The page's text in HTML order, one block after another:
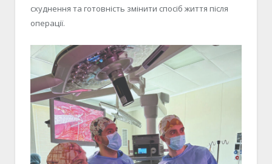
схуднення та готовність змінити спосіб життя після
операції.